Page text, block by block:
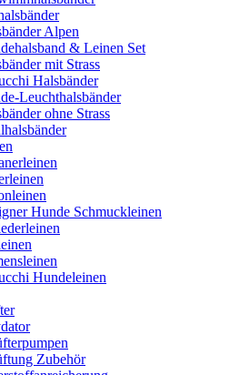
Alpen
& Leinen Set
mit Strass
Halsbänder
Leuchthalsbänder
ohne Strass
Hunde Schmuckleinen
Hundeleinen
Zubehör